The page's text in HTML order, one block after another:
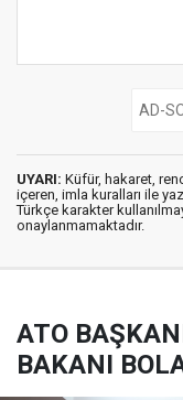
UYARI: Küfür, hakaret,
içeren, imla kuralları ile
Türkçe karakter
onaylanmamaktadır.
ATO
BAKANI